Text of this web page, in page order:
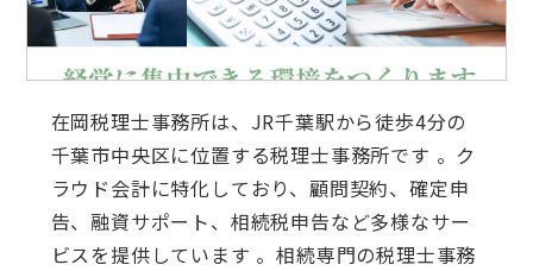
在岡税理士事務所は、JR千葉駅から徒歩4分の
千葉市中央区に位置する税理士事務所です 。ク
ラウド会計に特化しており、顧問契約、確定申
告、融資サポート、相続税申告など多様なサー
ビスを提供しています 。相続専門の税理士事務